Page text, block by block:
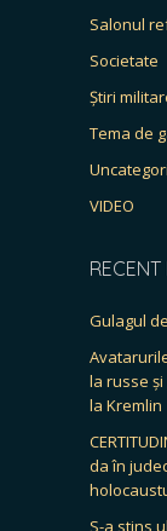
Salonul
Societate
Știri
Tema de
VIDEO
RECENT
Gulagul
la russe
la Kremlin
da în
S-a stins